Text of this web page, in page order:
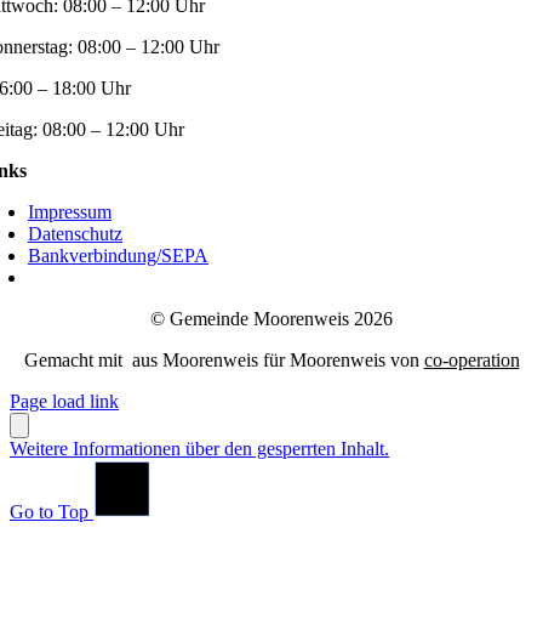
08:00 – 12:00 Uhr
08:00 – 12:00 Uhr
– 18:00 Uhr
08:00 – 12:00 Uhr
Impressum
Datenschutz
Bankverbindung/SEPA
© Gemeinde Moorenweis 2026
Gemacht mit aus Moorenweis für Moorenweis von co-operation
Page load link
Weitere Informationen über den gesperrten Inhalt.
Go to Top